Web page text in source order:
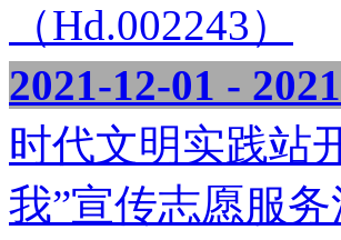
（Hd.002243）
2021-12-01 -
时代文明实践站
我”宣传志愿服